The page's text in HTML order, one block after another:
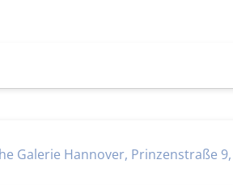
Galerie Hannover, Prinzenstraße